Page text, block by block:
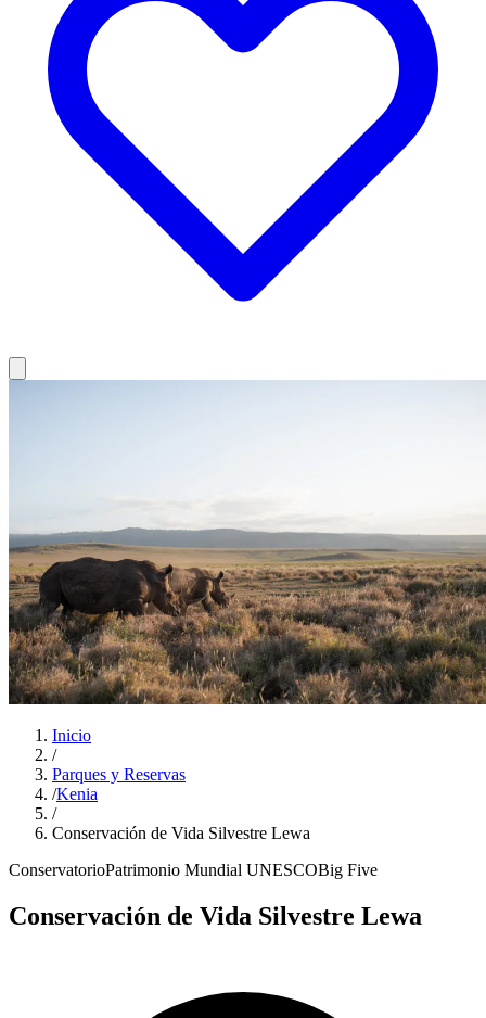
Inicio
/
Parques y Reservas
/Kenia
/
Conservación de Vida Silvestre Lewa
ConservatorioPatrimonio Mundial UNESCOBig Five
Conservación de Vida Silvestre Lewa